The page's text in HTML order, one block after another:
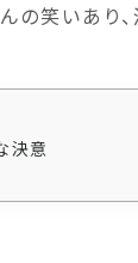
の笑いあり
決意